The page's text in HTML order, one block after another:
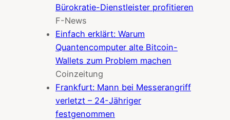
Bürokratie-Dienstleister profitieren
F-News
Einfach erklärt: Warum
Quantencomputer alte Bitcoin-
Wallets zum Problem machen
Coinzeitung
Frankfurt: Mann bei Messerangriff
verletzt – 24-Jähriger
festgenommen